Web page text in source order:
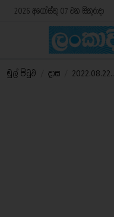
2026 අගෝස්තු 07 වන සිකුරාදා
මුල් පිටුව දාස 2022.08.22..